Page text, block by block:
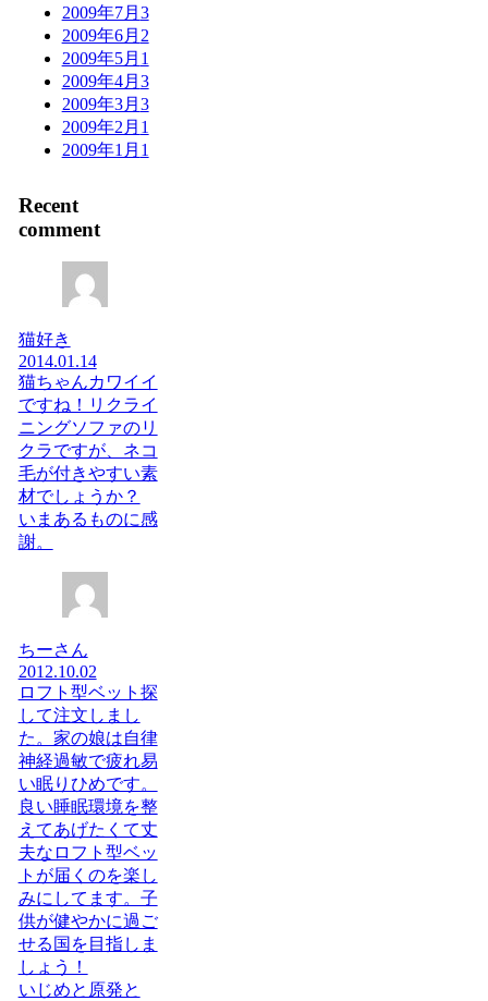
2009年7月 3
2009年6月 2
2009年5月 1
2009年4月 3
2009年3月 3
2009年2月 1
2009年1月 1
Recent
comment
猫好き
2014.01.14
猫ちゃんカワイイ
ですね！リクライ
ニングソファのリ
クラですが、ネコ
毛が付きやすい素
材でしょうか？
いまあるものに感
謝。
ちーさん
2012.10.02
ロフト型ベット探
して注文しまし
た。家の娘は自律
神経過敏で疲れ易
い眠りひめです。
良い睡眠環境を整
えてあげたくて丈
夫なロフト型ベッ
トが届くのを楽し
みにしてます。子
供が健やかに過ご
せる国を目指しま
しょう！
いじめと原発と